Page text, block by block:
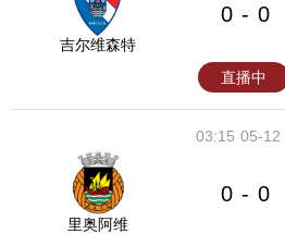
吉尔维森特
0 - 0
直播中
05-12
03:15
里奥阿维
0 - 0